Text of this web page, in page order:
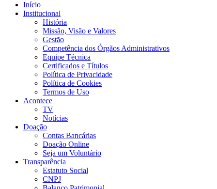
Início
Institucional
História
Missão, Visão e Valores
Gestão
Competência dos Órgãos Administrativos
Equipe Técnica
Certificados e Títulos
Política de Privacidade
Política de Cookies
Termos de Uso
Acontece
TV
Notícias
Doação
Contas Bancárias
Doação Online
Seja um Voluntário
Transparência
Estatuto Social
CNPJ